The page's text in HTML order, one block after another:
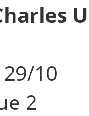
10
2